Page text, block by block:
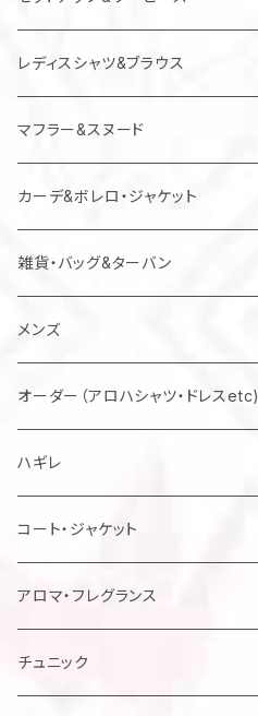
レディスシャツ&ブラウス
マフラー&スヌード
カーデ&ボレロ・ジャケット
雑貨・バッグ&ターバン
バッグ
マスク
メンズ
オーダー（アロハシャツ・ドレスetc)
メンズアロハシャツ他
レディスドレス・シャツ他
ハギレ
コート・ジャケット
アロマ・フレグランス
チュニック